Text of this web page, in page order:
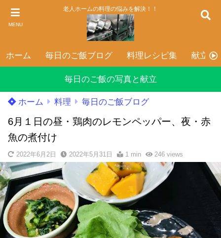
MENU
老人ホームの料理の悩みを解決！！
ホーム 毎日のご飯ブログ 料理レシピ集 献立表
毎日のご飯の写真と献立
ホーム 料理 毎日のご飯ブログ
6月１日の昼・鶏肉のレモンペッパー、夜・赤
魚の煮付け
2022年6月2日 2022年5月31日 1 min 246views